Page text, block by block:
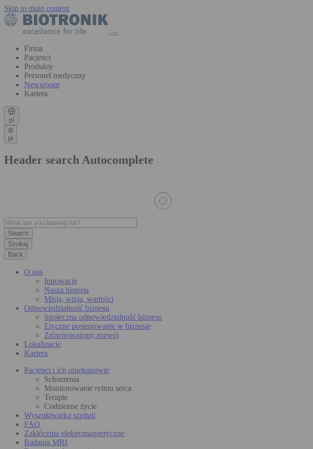
Skip to main content
Firma
Pacjenci
Produkty
Personel medyczny
Newsroom
Kariera
pl
pl
Header search Autocomplete
Szukaj
Back
O nas
Innowacje
Nasza historia
Misja, wizja, wartości
Odpowiedzialność biznesu
Społeczna odpowiedzialność biznesu
Etyczne postępowanie w biznesie
Zrównoważony rozwój
Lokalizacje
Kariera
Pacjenci i ich opiekunowie
Schorzenia
Monitorowanie rytmu serca
Terapie
Codzienne życie
Wyszukiwarka szpitali
FAQ
Zakłócenia elektromagnetyczne
Badania MRI